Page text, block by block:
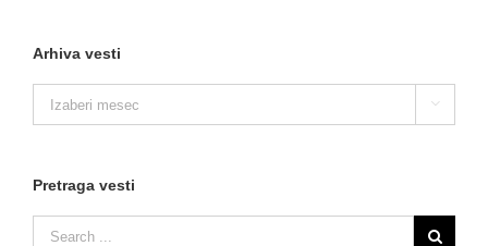
Arhiva vesti
vesti

Pretraga vesti